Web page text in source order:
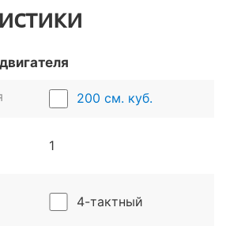
установка
одноцилиндровый
NBF2 объемом 200 куб.
в городе и за его пределами.
блока цилиндров в
характеристики.
достигает 17,5 л. с. Байк
200 см. куб.
1
4-тактный